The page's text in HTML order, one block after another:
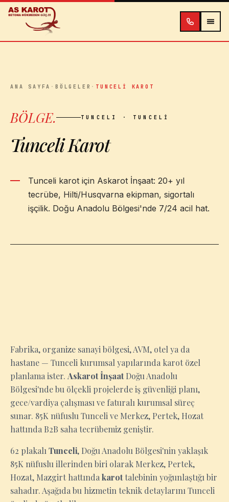
İçeriğe atla
ANA SAYFA ·BÖLGELER · TUNCELI KAROT
BÖLGE. TUNCELI · TUNCELI
Tunceli Karot
Tunceli karot için Askarot İnşaat: 20+ yıl
tecrübe, Hilti/Husqvarna ekipman, sigortalı
işçilik. Doğu Anadolu Bölgesi'nde 7/24 acil hat.
Fabrika, organize sanayi bölgesi, AVM, otel ya da
hastane — Tunceli kurumsal yapılarında karot özel
planlama ister. Askarot İnşaatDoğu Anadolu
Bölgesi'nde bu ölçekli projelerde iş güvenliği planı,
gece/vardiya çalışması ve faturalı kurumsal süreç
sunar. 85K nüfuslu Tunceli ve Merkez, Pertek, Hozat
hattında B2B saha tecrübemiz geniştir.
62 plakalı Tunceli, Doğu Anadolu Bölgesi'nin yaklaşık
85K nüfuslu illerinden biri olarak Merkez, Pertek,
Hozat, Mazgirt hattında karottalebinin yoğunlaştığı bir
sahadır. Aşağıda bu hizmetin teknik detaylarını Tunceli